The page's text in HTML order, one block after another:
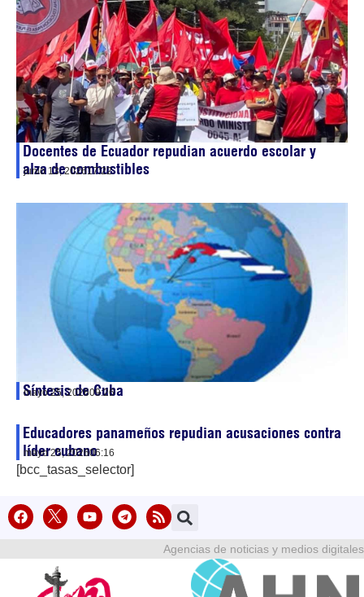
Docentes de Ecuador repudian acuerdo escolar y
alza de combustibles
junio 13, 202617:22
Síntesis de Cuba
mayo 25, 202609:26
Educadores panameños repudian acusaciones contra
líder cubano
mayo 25, 202606:16
[bcc_tasas_selector]
Agencias de noticias y medios digitales